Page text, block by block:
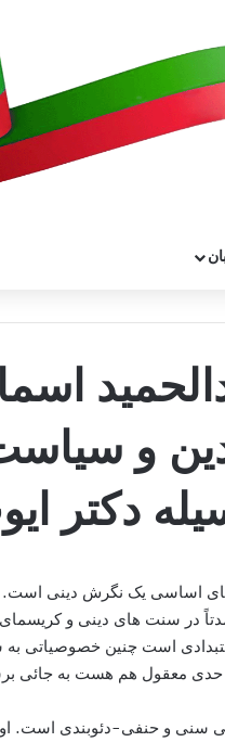
و
دکتر
اساسی یک نگرش دینی است.
در سنت های دینی و
است چنین
حدی معقول هم هست به جائی
سنی و حنفی-دئوبندی است.